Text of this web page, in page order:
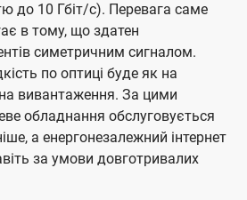
до 10 Гбіт/с). Перевага саме
в тому, що здатен
симетричним сигналом.
по оптиці буде як на
вивантаження. За цими
обладнання обслуговується
а енергонезалежний інтернет
за умови довготривалих